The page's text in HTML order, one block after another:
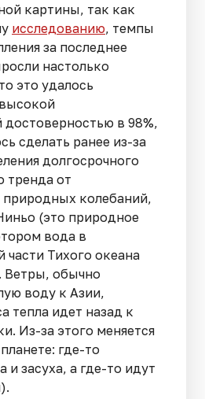
картины, так как
исследованию, темпы
за последнее
настолько
это удалось
достоверностью в 98%,
сделать ранее из-за
долгосрочного
тренда от
колебаний,
(это природное
вода в
части Тихого океана
Ветры, обычно
воду к Азии,
тепла идет назад к
Из-за этого меняется
где-то
и засуха, а где-то идут